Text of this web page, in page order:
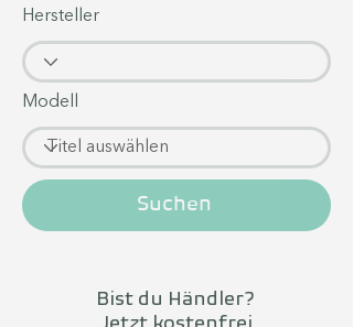
Hersteller
Modell
Suchen
Bist du Händler?